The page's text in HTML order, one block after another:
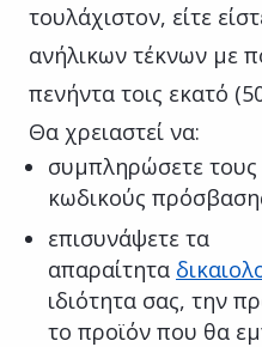
τουλάχιστον, είτε
ανήλικων τέκνων με
πενήντα τοις εκατό
Θα χρειαστεί να:
συμπληρώσετε
κωδικούς
επισυνάψετε τα
απαραίτητα
ιδιότητα σας, την
το προϊόν που θα